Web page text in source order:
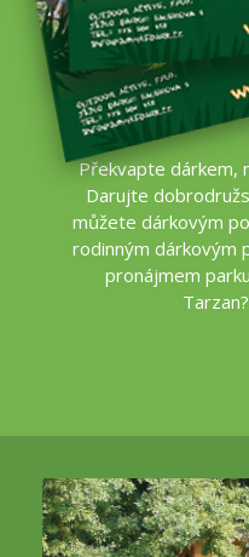
Překvapte dárkem,
Darujte
můžete dárkovým
rodinným dárkovým
pronájmem